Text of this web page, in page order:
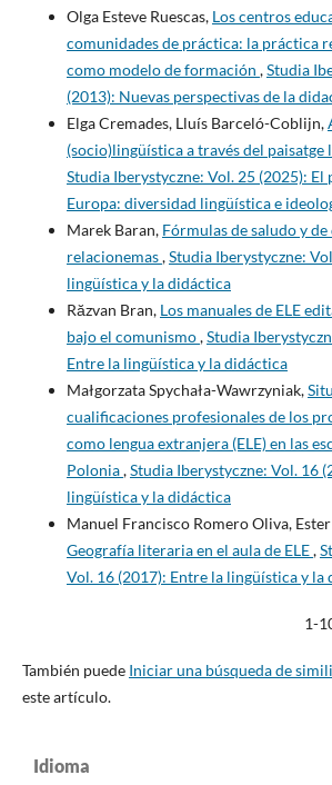
Olga Esteve Ruescas, Los centros
comunidades de práctica: la práctica
como modelo de formación ,Studia
(2013): Nuevas perspectivas de la
Elga Cremades, Lluís Barceló-Coblijn,
(socio)lingüística a través del paisatge
Studia Iberystyczne: Vol. 25 (2025): El
Europa: diversidad lingüística e
Marek Baran, Fórmulas de saludo y
relacionemas,Studia Iberystyczne:
lingüística y la didáctica
Răzvan Bran, Los manuales de ELE
bajo el comunismo,Studia
Entre la lingüística y la didáctica
Małgorzata Spychała-Wawrzyniak,
cualificaciones profesionales de los
como lengua extranjera (ELE) en las
Polonia,Studia Iberystyczne: Vol. 16
lingüística y la didáctica
Manuel Francisco Romero Oliva,
Geografía literaria en el aula de ELE,
Vol. 16 (2017): Entre la lingüística y la
1-
También puede Iniciar una búsqueda de
este artículo.
Idioma